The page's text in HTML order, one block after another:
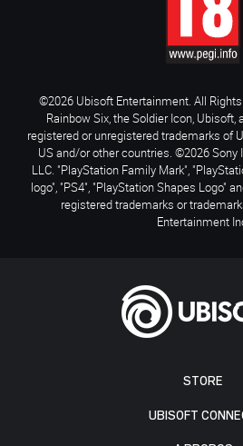
STORE
UBISOFT
©2026 Ubisoft Entertainment. All Rights
Rainbow Six, the Soldier Icon,
registered or unregistered trademarks of
US and/or other countries. ©2026
LLC. "PlayStation Family Mark",
logo", "PS4", "PlayStation Shapes Logo"
registered trademarks or
Entertainment